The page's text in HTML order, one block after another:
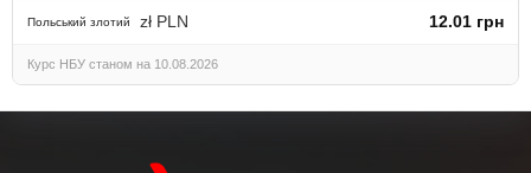
Польський злотий zł PLN 12.01 грн
Курс НБУ станом на 10.08.2026